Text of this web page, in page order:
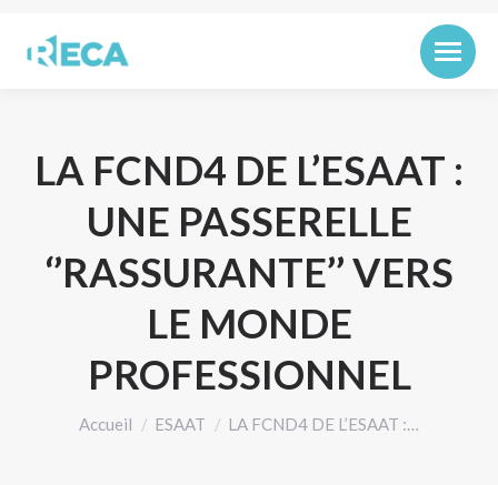
LA FCND4 DE L’ESAAT :
UNE PASSERELLE
‘’RASSURANTE’’ VERS
LE MONDE
PROFESSIONNEL
Vous êtes ici :
Accueil ESAAT LA FCND4 DE L’ESAAT :…